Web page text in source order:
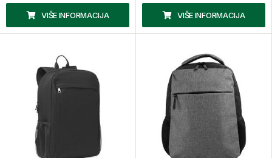
VIŠE INFORMACIJA VIŠE INFORMACIJA